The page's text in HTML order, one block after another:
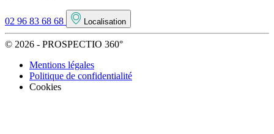
02 96 83 68 68 Localisation
© 2026 - PROSPECTIO 360°
Mentions légales
Politique de confidentialité
Cookies